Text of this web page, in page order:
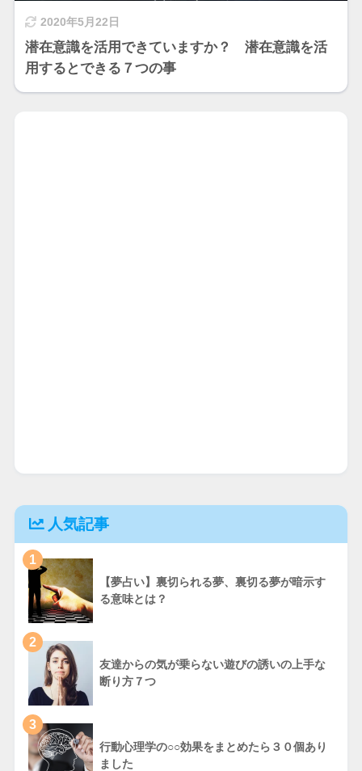
2020年5月22日
潜在意識を活用できていますか？ 潜在意識を活
用するとできる７つの事
人気記事
1
【夢占い】裏切られる夢、裏切る夢が暗示す
る意味とは？
2
友達からの気が乗らない遊びの誘いの上手な
断り方７つ
3
行動心理学の○○効果をまとめたら３０個あり
ました